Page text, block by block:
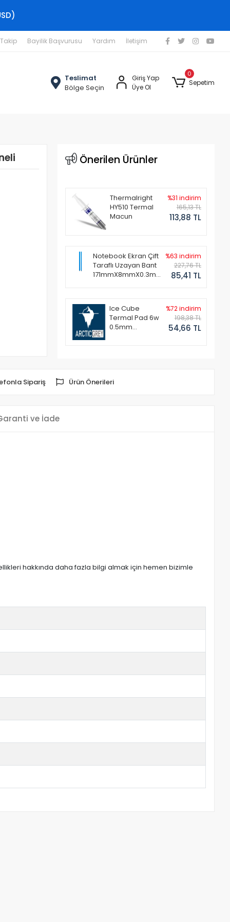
Bayilik Başvurusu Yardım İletişim
Teslimat
Bölge Seçin
Giriş Yap
Üye Ol
0
Sepetim
Önerilen Ürünler
Thermalright
HY510 Termal
Macun
%31 indirim
165,13 TL
113,88 TL
Notebook Ekran Çift
Taraflı Uzayan Bant
171mmX8mmX0.3mm
%63 indirim
227,76 TL
85,41 TL
Ice Cube
Termal Pad 6w
0.5mm
%72 indirim
198,38 TL
54,66 TL
Sipariş Ürün Önerileri
ve İade
hakkında daha fazla bilgi almak için hemen bizimle